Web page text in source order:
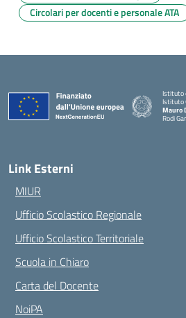
Circolari per docenti e personale ATA
Istituto
Istituto
Mauro
Rodi
—
Link Esterni
MIUR
Ufficio Scolastico Regionale
Ufficio Scolastico Territoriale
Scuola in Chiaro
Carta del Docente
NoiPA